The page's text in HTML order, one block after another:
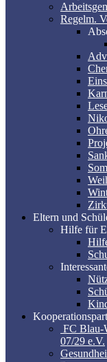
Regelm.
Eltern und
Hilfe für
FC Blau-
07/29 e.V.